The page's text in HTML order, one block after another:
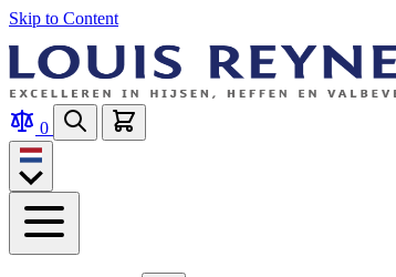
Skip to Content
0